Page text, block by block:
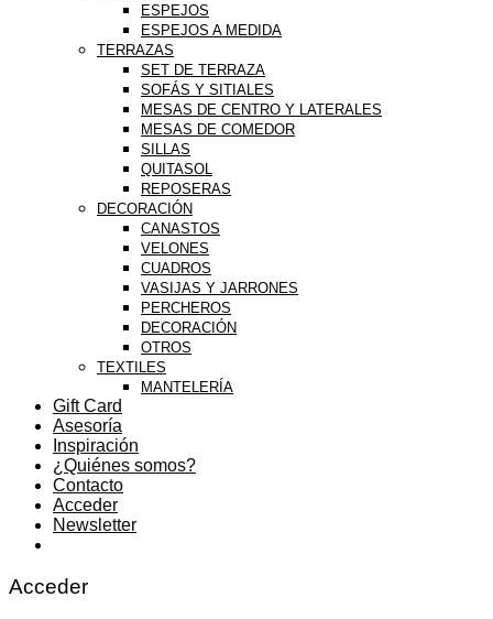
ESPEJOS
ESPEJOS A MEDIDA
TERRAZAS
SET DE TERRAZA
SOFÁS Y SITIALES
MESAS DE CENTRO Y LATERALES
MESAS DE COMEDOR
SILLAS
QUITASOL
REPOSERAS
DECORACIÓN
CANASTOS
VELONES
CUADROS
VASIJAS Y JARRONES
PERCHEROS
DECORACIÓN
OTROS
TEXTILES
MANTELERÍA
Gift Card
Asesoría
Inspiración
¿Quiénes somos?
Contacto
Acceder
Newsletter
Acceder